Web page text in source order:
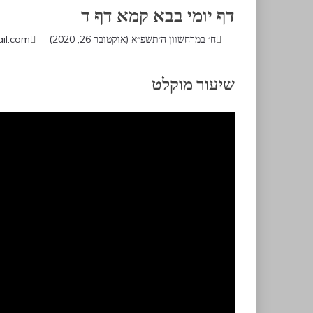
דף יומי בבא קמא דף ד
ח׳ במרחשוון ה׳תשפ״א (אוקטובר 26, 2020)
שיעור מוקלט